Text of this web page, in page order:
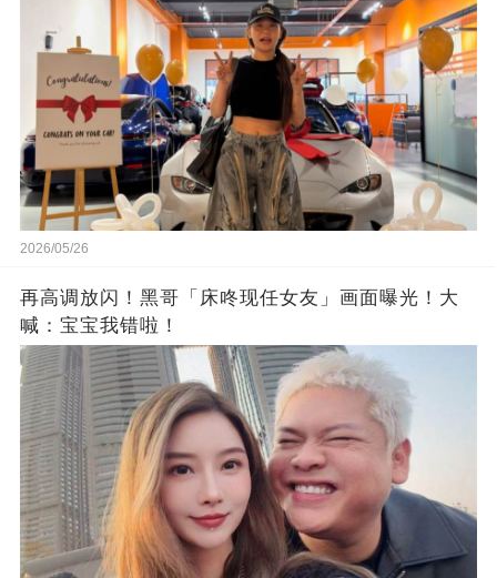
2026/05/26
再高调放闪！黑哥「床咚现任女友」画面曝光！大
喊：宝宝我错啦！